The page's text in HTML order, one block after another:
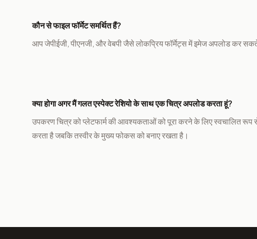
कौन से फाइल फॉर्मेट समर्थित हैं?
आप जेपीईजी, पीएनजी, और वेबपी जैसे लोकप्रिय फॉर्मेट्स में इमेज अपलोड कर
क्या होगा अगर मैं गलत एस्पेक्ट रेशियो के साथ एक चित्र अपलोड करता हूं?
उपकरण चित्र को प्लेटफार्म की आवश्यकताओं को पूरा करने के लिए स्वचालित रूप
करता है जबकि तस्वीर के मुख्य फोकस को बनाए रखता है।